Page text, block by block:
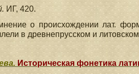
ИГ, 420.
о происхождении лат.
в древнепрусском и
Историческая фонетика